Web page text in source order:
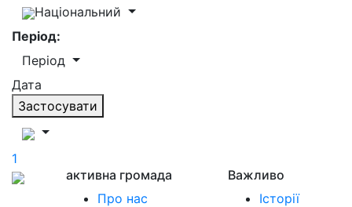
Національний
Період:
Період
Дата
Застосувати
1
активна громада
Про нас
Важливо
Історії